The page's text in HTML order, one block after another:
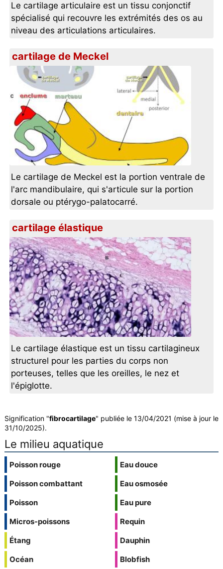
Le cartilage articulaire est un tissu conjonctif
spécialisé qui recouvre les extrémités des os au
niveau des articulations articulaires.
cartilage de Meckel
Le cartilage de Meckel est la portion ventrale de
l'arc mandibulaire, qui s'articule sur la portion
dorsale ou ptérygo-palatocarré.
cartilage élastique
Le cartilage élastique est un tissu cartilagineux
structurel pour les parties du corps non
porteuses, telles que les oreilles, le nez et
l'épiglotte.
Signification "fibrocartilage" publiée le 13/04/2021 (mise à jour le
31/10/2025).
Le milieu aquatique
Poisson rouge
Poisson combattant
Poisson
Micros-poissons
Étang
Océan
Eau douce
Eau osmosée
Eau pure
Requin
Dauphin
Blobfish